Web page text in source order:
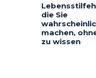
die Sie
machen,
zu wissen